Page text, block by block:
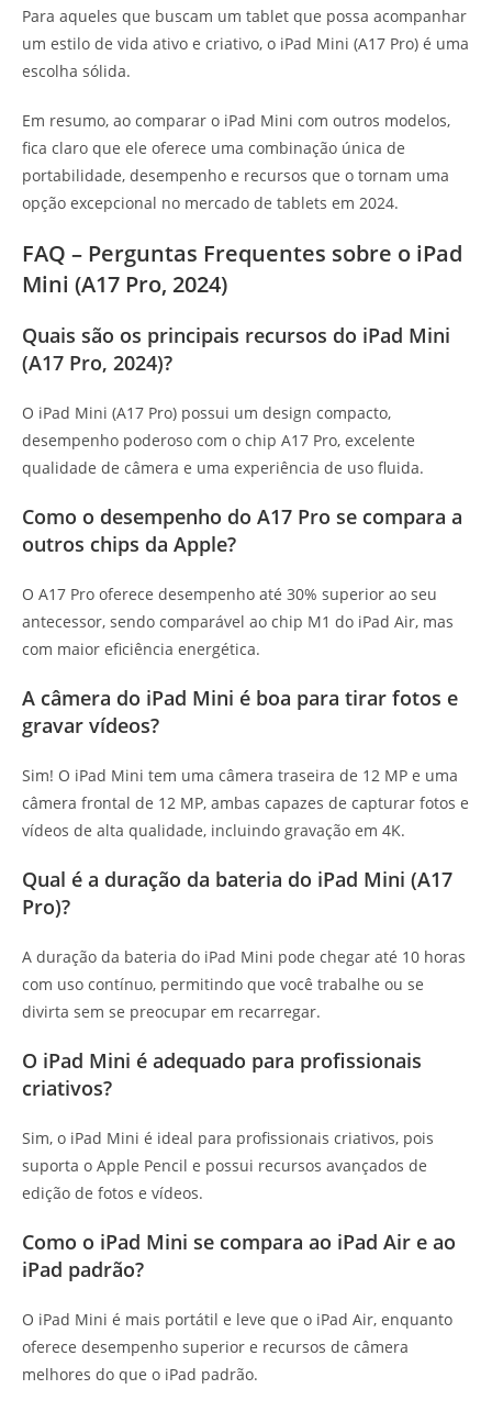
Para aqueles que buscam um tablet que possa acompanhar
um estilo de vida ativo e criativo, o iPad Mini (A17 Pro) é uma
escolha sólida.
Em resumo, ao comparar o iPad Mini com outros modelos,
fica claro que ele oferece uma combinação única de
portabilidade, desempenho e recursos que o tornam uma
opção excepcional no mercado de tablets em 2024.
FAQ – Perguntas Frequentes sobre o iPad
Mini (A17 Pro, 2024)
Quais são os principais recursos do iPad Mini
(A17 Pro, 2024)?
O iPad Mini (A17 Pro) possui um design compacto,
desempenho poderoso com o chip A17 Pro, excelente
qualidade de câmera e uma experiência de uso fluida.
Como o desempenho do A17 Pro se compara a
outros chips da Apple?
O A17 Pro oferece desempenho até 30% superior ao seu
antecessor, sendo comparável ao chip M1 do iPad Air, mas
com maior eficiência energética.
A câmera do iPad Mini é boa para tirar fotos e
gravar vídeos?
Sim! O iPad Mini tem uma câmera traseira de 12 MP e uma
câmera frontal de 12 MP, ambas capazes de capturar fotos e
vídeos de alta qualidade, incluindo gravação em 4K.
Qual é a duração da bateria do iPad Mini (A17
Pro)?
A duração da bateria do iPad Mini pode chegar até 10 horas
com uso contínuo, permitindo que você trabalhe ou se
divirta sem se preocupar em recarregar.
O iPad Mini é adequado para profissionais
criativos?
Sim, o iPad Mini é ideal para profissionais criativos, pois
suporta o Apple Pencil e possui recursos avançados de
edição de fotos e vídeos.
Como o iPad Mini se compara ao iPad Air e ao
iPad padrão?
O iPad Mini é mais portátil e leve que o iPad Air, enquanto
oferece desempenho superior e recursos de câmera
melhores do que o iPad padrão.